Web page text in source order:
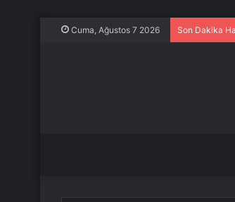
Cuma, Ağustos 7 2026 Son Dakika